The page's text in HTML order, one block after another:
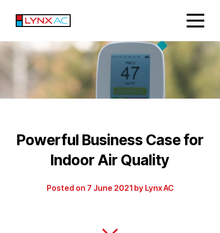
Powerful Business Case for
Indoor Air Quality​​​​‌ ‍ ​‍​‍‌‍ ‌ ​‍‌‍‍‌‌‍‌ ‌‍‍‌‌‍ ‍​‍​‍​ ‍‍​‍​‍‌ ​ ‌‍​‌‌‍ ‍‌‍‍‌‌ ‌​‌ ‍‌​‍ ‍‌‍‍‌‌‍ ​‍​‍​‍ ​​‍​‍‌‍‍​‌ ​‍‌‍‌‌‌‍‌‍​‍​‍​ ‍‍​‍​‍​‍ ‌‍​‌‌‍‌​‌‍ ‌‌‍‍‌‌‍ ‍​‍ ‌‍‍‌‌‍ ‍‌ ‌​‌‍‌‌‌‍ ‍‌ ‌​​‍ ‌‍‌‌‌‍‌​‌‍‍‌‌ ‌​​‍ ‌‍ ‌‌‍ ‌‍‌​‌‍‌‌​ ‌‌ ​​‌ ​‍‌‍‌‌‌ ​ ‌‍‌‌‌‍ ‍‌ ‌​‌‍​‌‌ ‌​‌‍‍‌‌‍ ‌‍ ‍​ ‍ ‌‍‍‌‌‍‌​​ ‌​ ‌‍​ ‌​​ ‍‌‌‍​‌‌‍​ ​ ‌ ​ ‍​​ ​ ​‍ ‌‌‍​ ​ ​​​ ‌‌​ ‌​​‍ ‌​ ‌​‌‍‌​​ ‍​​ ‍‌​‍ ‌​ ‍‌​ ‌‌‌‍​‌​ ​​​‍ ‌​ ‌‌‌‍‌‌​ ​‍​ ‌​​ ‍‌​ ​‌​ ‌ ‌‍‌‍​ ‌​​ ‍​​ ‍‌​ ‌‌​ ‍ ‌ ‌​‌ ‍‌‌ ​​‌‍‌‌​ ‌‌ ​​‌‍ ‌ ​ ‌ ‌​​ ‍ ‌ ​​‌‍​‌‌ ‌​‌‍‍​​ ‌‌ ‌​‌‍‍‌‌ ‌​‌‍ ​‌‍‌‌​ ‌‍​‍‌‍​‌‌ ​ ‌‍‌‌‌‌‌‌‌ ​‍‌‍ ​​ ‌​‍‌‌​ ​‍‌​‌‍‌‍​‌‌‍‌​‌‍ ‌‌‍‍‌‌‍ ‍​‍‌‍‌‍‍‌‌‍‌​​ ‌​ ‌‍​ ‌​​ ‍‌‌‍​‌‌‍​ ​ ‌ ​ ‍​​ ​ ​‍ ‌‌‍​ ​ ​​​ ‌‌​ ‌​​‍ ‌​ ‌​‌‍‌​​ ‍​​ ‍‌​‍ ‌​ ‍‌​ ‌‌‌‍​‌​ ​​​‍ ‌​ ‌‌‌‍‌‌​ ​‍​ ‌​​ ‍‌​ ​‌​ ‌ ‌‍‌‍​ ‌​​ ‍​​ ‍‌​ ‌‌​‍‌‍‌ ‌​‌ ‍‌‌ ​​‌‍‌‌​ ‌‌ ​​‌‍ ‌ ​ ‌ ‌​​‍‌‍‌ ​​‌‍​‌‌ ‌​‌‍‍​​ ‌‌ ‌​‌‍‍‌‌ ‌​‌‍ ​‌‍‌‌​‍​‍‌ ‌
Posted on 7 June 2021 by Lynx AC​​​​‌ ‍ ​‍​‍‌‍ ‌ ​‍‌‍‍‌‌‍‌ ‌‍‍‌‌‍ ‍​‍​‍​ ‍‍​‍​‍‌ ​ ‌‍​‌‌‍ ‍‌‍‍‌‌ ‌​‌ ‍‌​‍ ‍‌‍‍‌‌‍ ​‍​‍​‍ ​​‍​‍‌‍‍​‌ ​‍‌‍‌‌‌‍‌‍​‍​‍​ ‍‍​‍​‍​‍ ‌‍​‌‌‍‌​‌‍ ‌‌‍‍‌‌‍ ‍​‍ ‌‍‍‌‌‍ ‍‌ ‌​‌‍‌‌‌‍ ‍‌ ‌​​‍ ‌‍‌‌‌‍‌​‌‍‍‌‌ ‌​​‍ ‌‍ ‌‌‍ ‌‍‌​‌‍‌‌​ ‌‌ ​​‌ ​‍‌‍‌‌‌ ​ ‌‍‌‌‌‍ ‍‌ ‌​‌‍​‌‌ ‌​‌‍‍‌‌‍ ‌‍ ‍​ ‍ ‌‍‍‌‌‍‌​​ ‌​ ‍‌‌‍‌​​ ​ ‌‍​ ​ ​‍​ ​​​ ‍‌​ ‌​​‍ ‌‌‍​‍​ ​‍​ ​​​ ‌​​‍ ‌​ ‌​​ ‌ ‌‍​‌​ ‌‌​‍ ‌‌‍​‍​ ​‌​ ‍‌​ ​‌​‍ ‌‌‍​ ​ ​‍​ ‌ ‌‍‌​‌‍‌​​ ​‍​ ​ ​ ​‌‌‍​‍‌‍‌‌​ ‌‍​ ‌​​ ‍ ‌ ‌​‌ ‍‌‌ ​​‌‍‌‌​ ‌‌‍​‌‌ ‌‌‌ ‌​‌‍‍​‌‍ ‌ ​‍​ ‍ ‌ ​​‌‍​‌‌ ‌​‌‍‍​​ ‌‌‍ ‍‌‍​‌‌‍ ‌‌‍‌‌​ ‌‍​‍‌‍​‌‌ ​ ‌‍‌‌‌‌‌‌‌ ​‍‌‍ ​​ ‌​‍‌‌​ ​‍‌​‌‍‌‍​‌‌‍‌​‌‍ ‌‌‍‍‌‌‍ ‍​‍‌‍‌‍‍‌‌‍‌​​ ‌​ ‍‌‌‍‌​​ ​ ‌‍​ ​ ​‍​ ​​​ ‍‌​ ‌​​‍ ‌‌‍​‍​ ​‍​ ​​​ ‌​​‍ ‌​ ‌​​ ‌ ‌‍​‌​ ‌‌​‍ ‌‌‍​‍​ ​‌​ ‍‌​ ​‌​‍ ‌‌‍​ ​ ​‍​ ‌ ‌‍‌​‌‍‌​​ ​‍​ ​ ​ ​‌‌‍​‍‌‍‌‌​ ‌‍​ ‌​​‍‌‍‌ ‌​‌ ‍‌‌ ​​‌‍‌‌​ ‌‌‍​‌‌ ‌‌‌ ‌​‌‍‍​‌‍ ‌ ​‍​‍‌‍‌ ​​‌‍​‌‌ ‌​‌‍‍​​ ‌‌‍ ‍‌‍​‌‌‍ ‌‌‍‌‌​‍​‍‌ ‌